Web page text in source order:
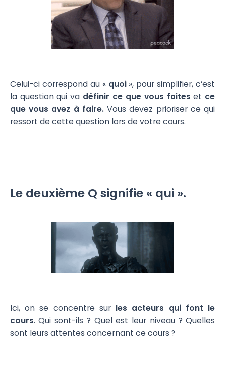
Celui-ci correspond au « quoi », pour simplifier, c’est
la question qui va définir ce que vous faiteset ce
que vous avez à faire.Vous devez prioriser ce qui
ressort de cette question lors de votre cours.
Le deuxième Q signifie « qui ».
Ici, on se concentre surles acteurs qui font le
cours. Qui sont-ils ? Quel est leur niveau ? Quelles
sont leurs attentes concernant ce cours ?